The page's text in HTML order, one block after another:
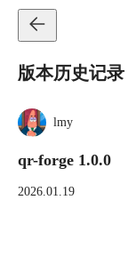
版本历史记录
lmy
qr-forge 1.0.0
2026.01.19